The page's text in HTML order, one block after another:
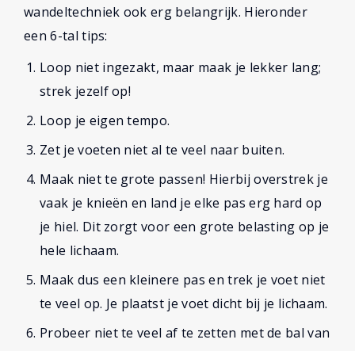
wandeltechniek ook erg belangrijk. Hieronder
een 6-tal tips:
Loop niet ingezakt, maar maak je lekker lang;
strek jezelf op!
Loop je eigen tempo.
Zet je voeten niet al te veel naar buiten.
Maak niet te grote passen! Hierbij overstrek je
vaak je knieën en land je elke pas erg hard op
je hiel. Dit zorgt voor een grote belasting op je
hele lichaam.
Maak dus een kleinere pas en trek je voet niet
te veel op. Je plaatst je voet dicht bij je lichaam.
Probeer niet te veel af te zetten met de bal van